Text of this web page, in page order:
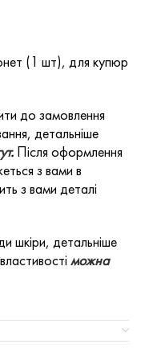
(1 шт), для купюр
до замовлення
детальніше
. Після оформлення
з вами в
з вами деталі
шкіри, детальніше
можна